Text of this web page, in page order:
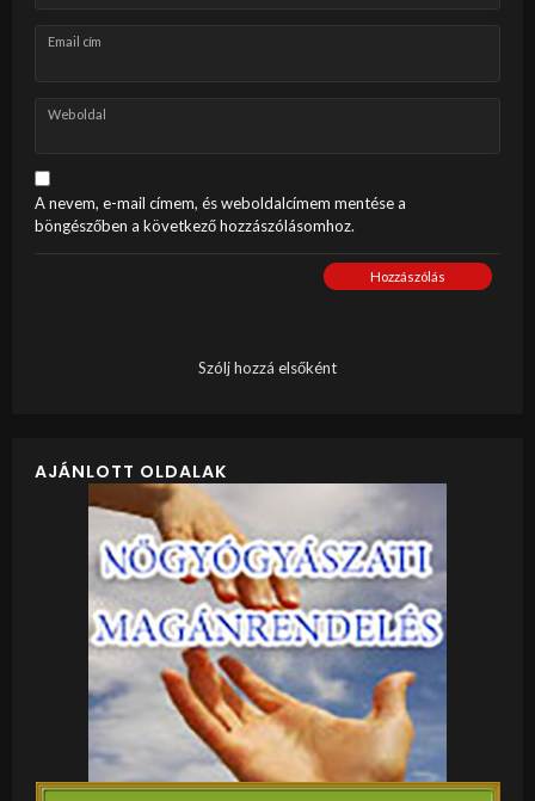
Email cím
Weboldal
A nevem, e-mail címem, és weboldalcímem mentése a
böngészőben a következő hozzászólásomhoz.
Hozzászólás
Szólj hozzá elsőként
AJÁNLOTT OLDALAK